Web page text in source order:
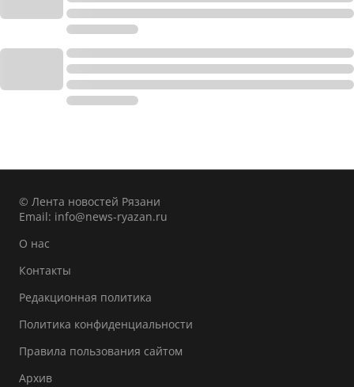
© Лента новостей Рязани
Email: info@news-ryazan.ru
О нас
Контакты
Редакционная политика
Политика конфиденциальности
Правила пользования сайтом
Архив